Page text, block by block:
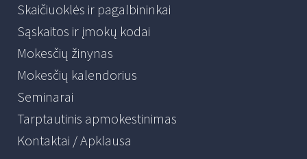
Skaičiuoklės ir pagalbininkai
Sąskaitos ir įmokų kodai
Mokesčių žinynas
Mokesčių kalendorius
Seminarai
Tarptautinis apmokestinimas
Kontaktai / Apklausa